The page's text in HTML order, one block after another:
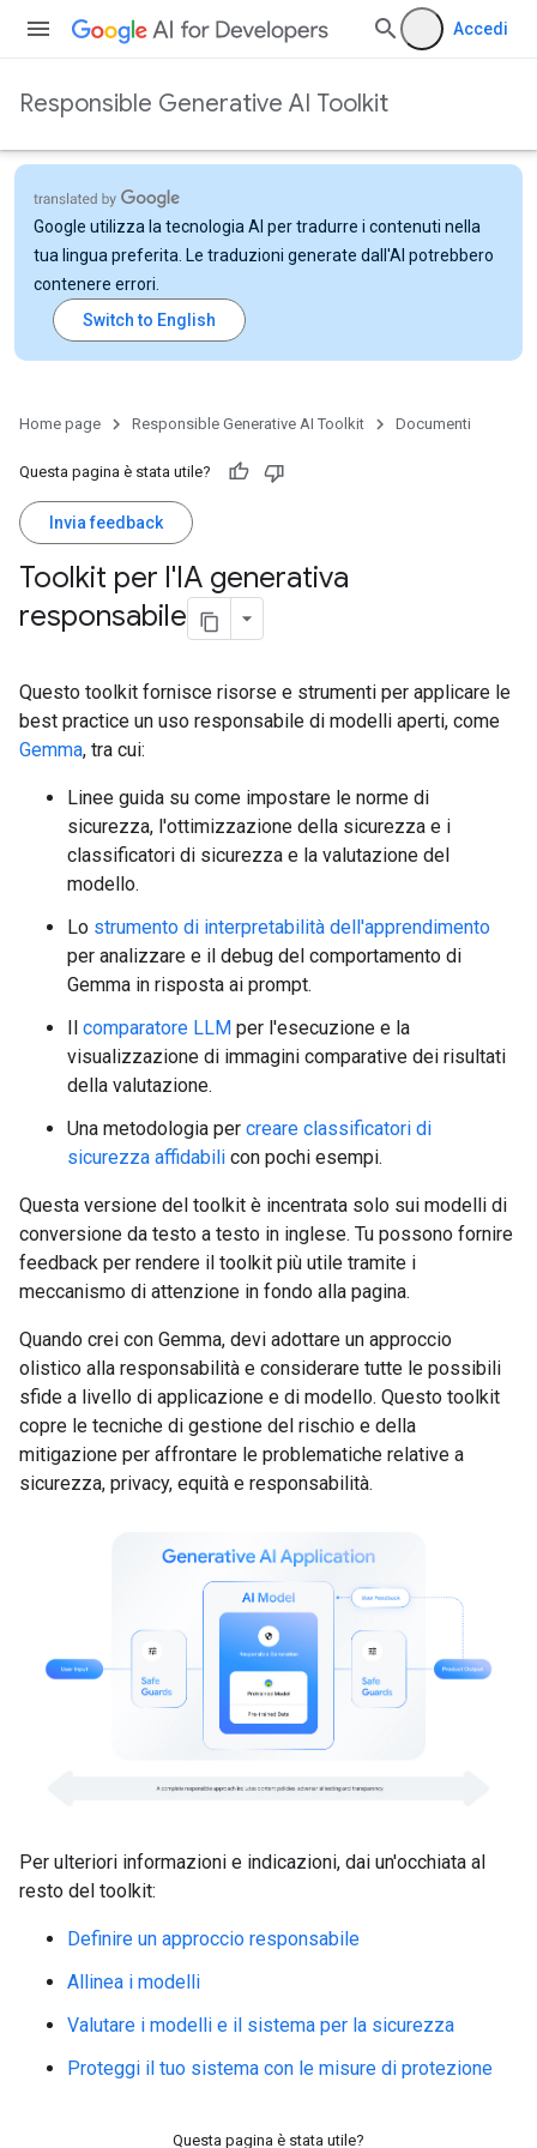
Accedi
Responsible Generative AI Toolkit
Google utilizza la tecnologia AI per tradurre i contenuti nella
tua lingua preferita. Le traduzioni generate dall'AI potrebbero
contenere errori.
Home page Responsible Generative AI Toolkit Documenti
Questa pagina è stata utile?
Invia feedback
Toolkit per l'IA generativa
responsabile
Questo toolkit fornisce risorse e strumenti per applicare le
best practice un uso responsabile di modelli aperti, come
Gemma, tra cui:
Linee guida su come impostare le norme di
sicurezza, l'ottimizzazione della sicurezza e i
classificatori di sicurezza e la valutazione del
modello.
Lo strumento di interpretabilità dell'apprendimento
per analizzare e il debug del comportamento di
Gemma in risposta ai prompt.
Il comparatore LLM per l'esecuzione e la
visualizzazione di immagini comparative dei risultati
della valutazione.
Una metodologia per creare classificatori di
sicurezza affidabili con pochi esempi.
Questa versione del toolkit è incentrata solo sui modelli di
conversione da testo a testo in inglese. Tu possono fornire
feedback per rendere il toolkit più utile tramite i
meccanismo di attenzione in fondo alla pagina.
Quando crei con Gemma, devi adottare un approccio
olistico alla responsabilità e considerare tutte le possibili
sfide a livello di applicazione e di modello. Questo toolkit
copre le tecniche di gestione del rischio e della
mitigazione per affrontare le problematiche relative a
sicurezza, privacy, equità e responsabilità.
Per ulteriori informazioni e indicazioni, dai un'occhiata al
resto del toolkit:
Definire un approccio responsabile
Allinea i modelli
Valutare i modelli e il sistema per la sicurezza
Proteggi il tuo sistema con le misure di protezione
Questa pagina è stata utile?